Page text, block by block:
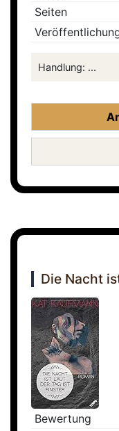
Seiten
Handlung: ...
Die Nacht
Bewertung